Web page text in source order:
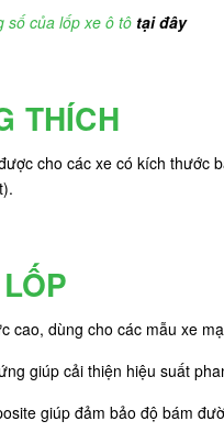
số của lốp xe ô tô tại đây
THÍCH
cho các xe có kích thước
cao, dùng cho các mẫu xe
giúp cải thiện hiệu suất
giúp đảm bảo độ bám